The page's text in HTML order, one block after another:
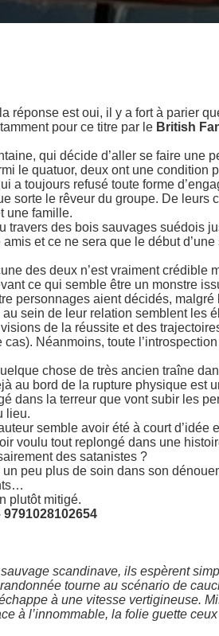
réponse est oui, il y a fort à parier
pour ce titre par le British
qui décide d’aller se faire une
le quatuor, deux ont une condition
a toujours refusé toute forme
sorte le rêveur du groupe. De leurs
une famille.
des bois sauvages suédois
et ce ne sera que le début
des deux n’est vraiment crédible
ce qui semble être un monstre
personnages aient décidés, malgré
sein de leur relation semblent les
de la réussite et des
Néanmoins, toute
chose de très ancien traîne
au bord de la rupture physique est
dans la terreur que vont subir les
lieu.
semble avoir été à court d’idée
voulu tout replongé dans une
des satanistes ?
peu plus de soin dans son
plutôt mitigé.
scandinave, ils espèrent
tourne au scénario de
à une vitesse vertigineuse.
à l’innommable, la folie guette